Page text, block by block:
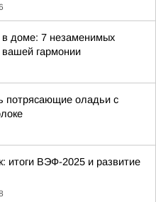
доме: 7 незаменимых
гармонии
потрясающие оладьи с
итоги ВЭФ-2025 и развитие